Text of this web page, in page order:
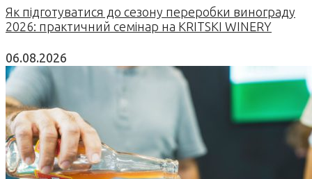
Як підготуватися до сезону переробки винограду
2026: практичний семінар на KRITSKI WINERY
06.08.2026